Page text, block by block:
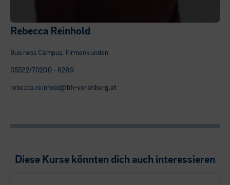
Rebecca Reinhold
Business Campus, Firmenkunden
05522/70200 - 6289
rebecca.reinhold@bfi-vorarlberg.at
Diese Kurse könnten dich auch interessieren